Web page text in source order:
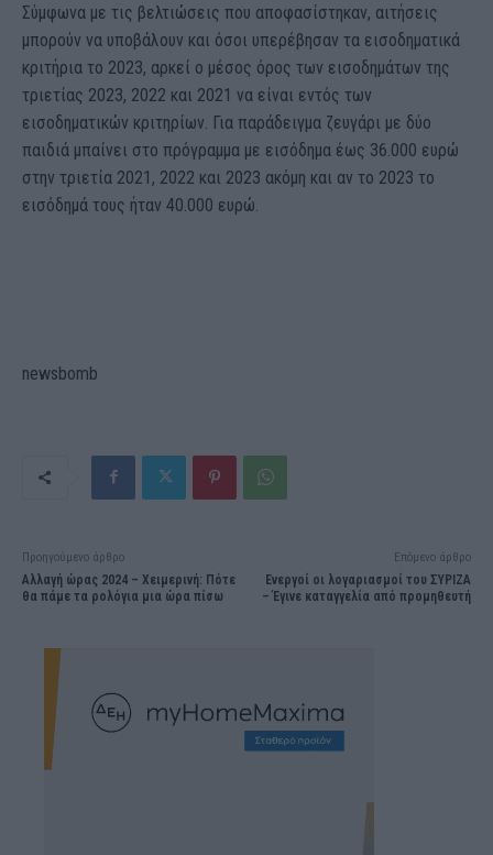
Σύμφωνα με τις βελτιώσεις που αποφασίστηκαν, αιτήσεις
μπορούν να υποβάλουν και όσοι υπερέβησαν τα εισοδηματικά
κριτήρια το 2023, αρκεί ο μέσος όρος των εισοδημάτων της
τριετίας 2023, 2022 και 2021 να είναι εντός των
εισοδηματικών κριτηρίων. Για παράδειγμα ζευγάρι με δύο
παιδιά μπαίνει στο πρόγραμμα με εισόδημα έως 36.000 ευρώ
στην τριετία 2021, 2022 και 2023 ακόμη και αν το 2023 το
εισόδημά τους ήταν 40.000 ευρώ.
newsbomb
Προηγούμενο άρθρο
Αλλαγή ώρας 2024 – Χειμερινή: Πότε
θα πάμε τα ρολόγια μια ώρα πίσω
Επόμενο άρθρο
Ενεργοί οι λογαριασμοί του ΣΥΡΙΖΑ
– Έγινε καταγγελία από προμηθευτή